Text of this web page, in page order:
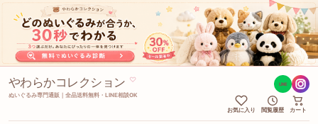
やわらかコレクション ♡
ぬいぐるみ専門通販｜全品送料無料・LINE相談OK
LINE
お気に入り 閲覧履歴 カート